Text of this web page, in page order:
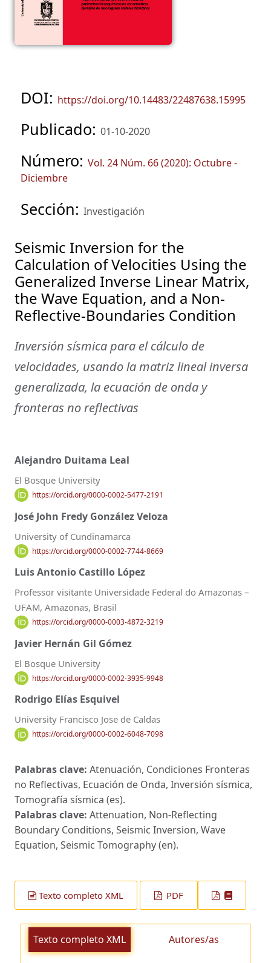
DOI: https://doi.org/10.14483/22487638.15995
Publicado: 01-10-2020
Número: Vol. 24 Núm. 66 (2020): Octubre -
Diciembre
Sección: Investigación
Seismic Inversion for the
Calculation of Velocities Using the
Generalized Inverse Linear Matrix,
the Wave Equation, and a Non-
Reflective-Boundaries Condition
Inversión sísmica para el cálculo de
velocidades, usando la matriz lineal inversa
generalizada, la ecuación de onda y
fronteras no reflectivas
Alejandro Duitama Leal
El Bosque University
https://orcid.org/0000-0002-5477-2191
José John Fredy González Veloza
University of Cundinamarca
https://orcid.org/0000-0002-7744-8669
Luis Antonio Castillo López
Professor visitante Universidade Federal do Amazonas –
UFAM, Amazonas, Brasil
https://orcid.org/0000-0003-4872-3219
Javier Hernán Gil Gómez
El Bosque University
https://orcid.org/0000-0002-3935-9948
Rodrigo Elías Esquivel
University Francisco Jose de Caldas
https://orcid.org/0000-0002-6048-7098
Palabras clave: Atenuación, Condiciones Fronteras
no Reflectivas, Ecuación de Onda, Inversión sísmica,
Tomografía sísmica (es).
Palabras clave: Attenuation, Non-Reflecting
Boundary Conditions, Seismic Inversion, Wave
Equation, Seismic Tomography (en).
Texto completo XML PDF
Texto completo XML Autores/as